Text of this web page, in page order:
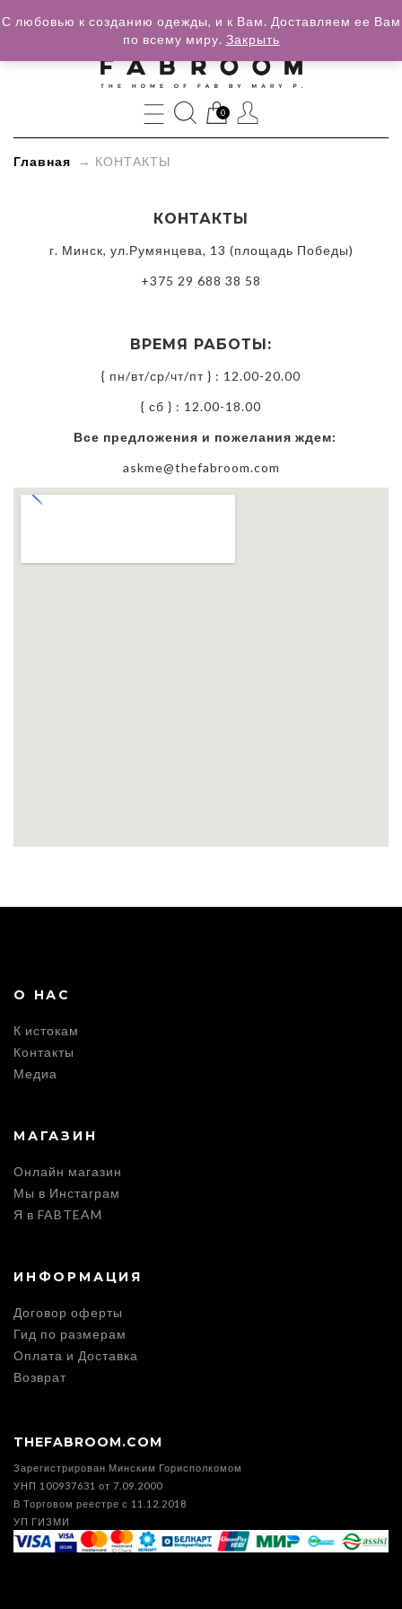
»
КОНТАКТЫ
0
Главная → КОНТАКТЫ
КОНТАКТЫ
г. Минск, ул.Румянцева, 13 (площадь Победы)
+375 29 688 38 58
ВРЕМЯ РАБОТЫ:
{ пн/вт/ср/чт/пт } : 12.00-20.00
{ сб } : 12.00-18.00
Все предложения и пожелания ждем:
askme@thefabroom.com
О НАС
К истокам
Контакты
Медиа
МАГАЗИН
Онлайн магазин
Мы в Инстаграм
Я в FABTEAM
ИНФОРМАЦИЯ
Договор оферты
Гид по размерам
Оплата и Доставка
Возврат
THEFABROOM.COM
Зарегистрирован Минским Горисполкомом
УНП 100937631 от 7.09.2000
В Торговом реестре с 11.12.2018
УП ГИЗМИ
С любовью к созданию одежды, и к Вам. Доставляем ее Вам
по всему миру. Закрыть